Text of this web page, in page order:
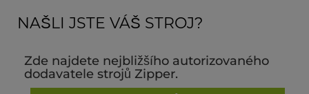
NAŠLI JSTE VÁŠ STROJ?
Zde najdete nejbližšího autorizovaného
dodavatele strojů Zipper.